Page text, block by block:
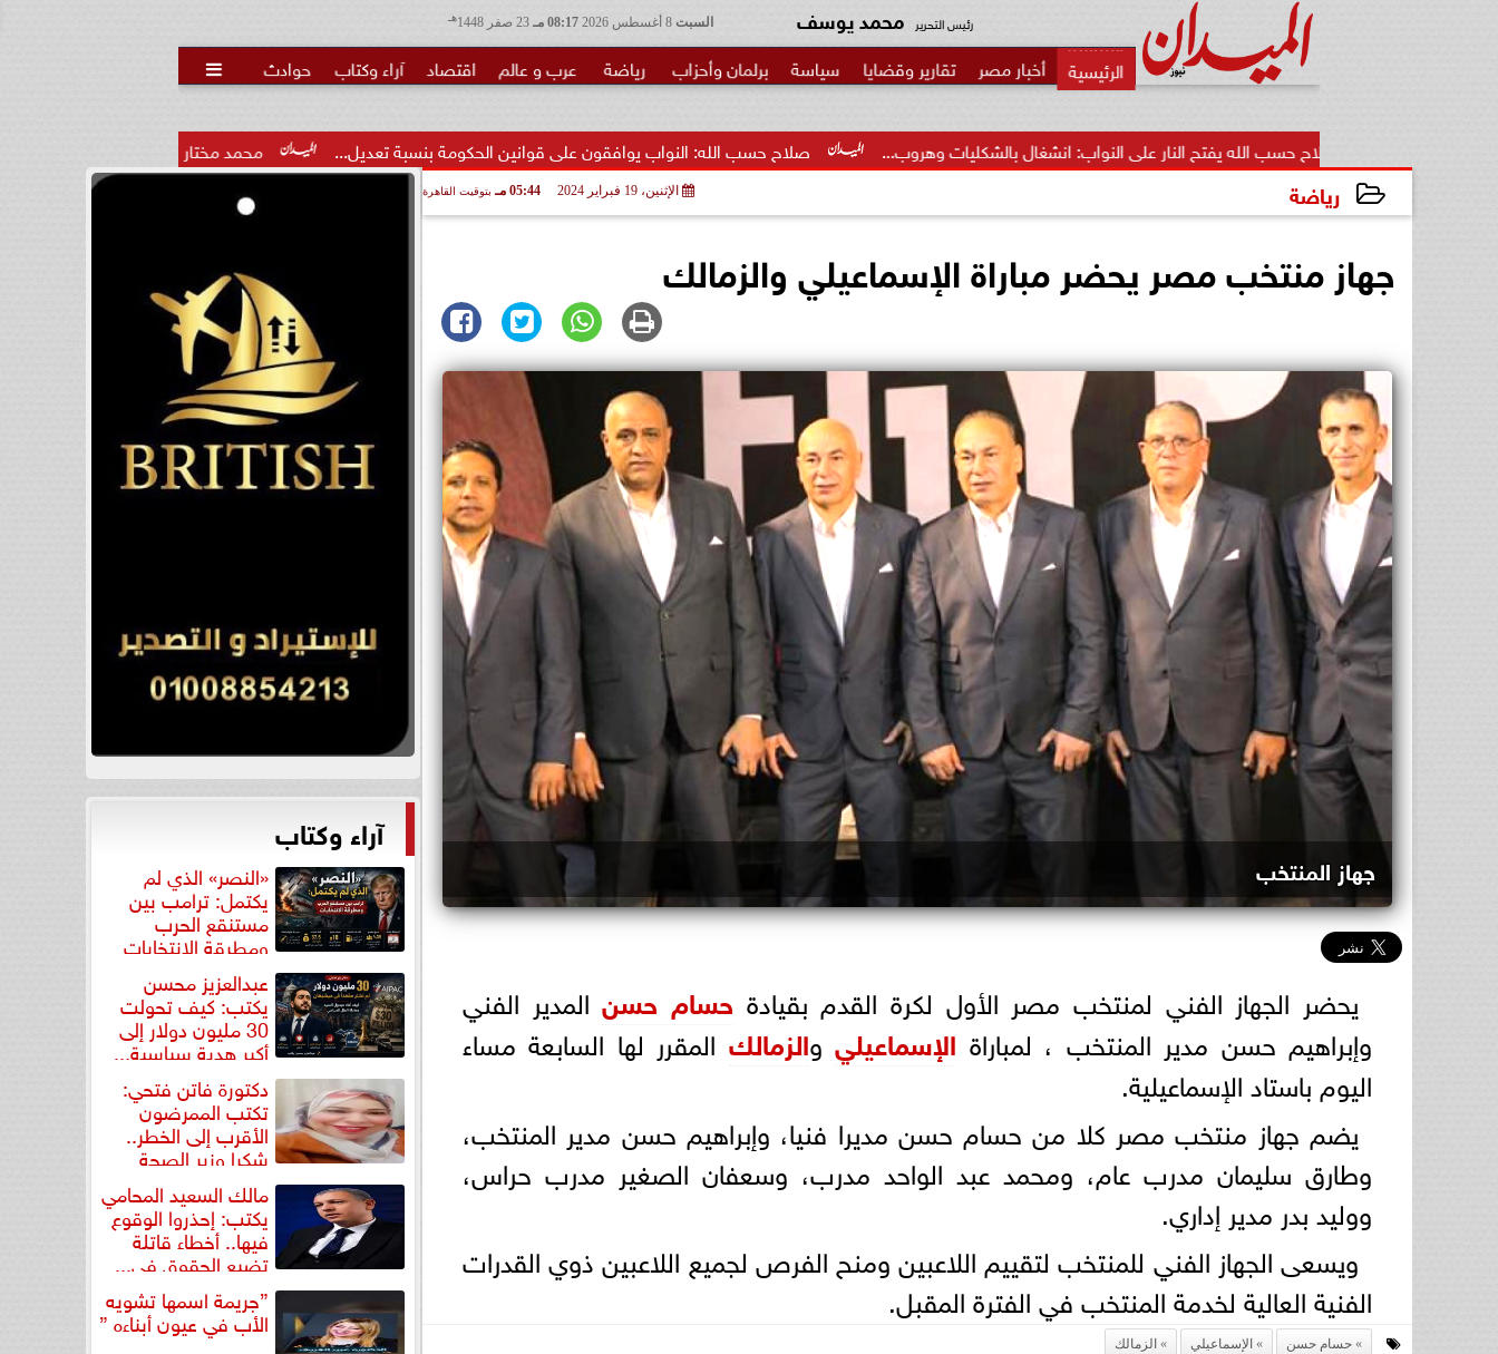
السبت 08:17 مـ هـ رئيس التحرير محمد يوسف
أخبار مصر تقارير وقضايا سياسة برلمان وأحزاب رياضة عرب و عالم اقتصاد آراء وكتاب حوادث 
محمد مختار جمعة: الإعلام صانع الوعي وليس ساحة لمنح صلاح حسب الله: النواب يوافقون على قوانين الحكومة بنسبة تعديل... صلاح حسب الله يفتح النار على النواب: انشغال بالشكليات وهروب...
رياضة الإثنين، 19 فبراير 2024 05:44 مـ بتوقيت القاهرة
جهاز منتخب مصر يحضر مباراة الإسماعيلي والزمالك
جهاز المنتخب
يحضر الجهاز الفني لمنتخب مصر الأول لكرة القدم بقيادة حسام حسنالمدير الفني
وإبراهيم حسن مدير المنتخب ، لمباراة الإسماعيليوالزمالك المقرر لها السابعة مساء
اليوم باستاد الإسماعيلية.
يضم جهاز منتخب مصر كلا من حسام حسن مديرا فنيا، وإبراهيم حسن مدير المنتخب،
وطارق سليمان مدرب عام، ومحمد عبد الواحد مدرب، وسعفان الصغير مدرب حراس،
ووليد بدر مدير إداري.
ويسعى الجهاز الفني للمنتخب لتقييم اللاعبين ومنح الفرص لجميع اللاعبين ذوي القدرات
الفنية العالية لخدمة المنتخب في الفترة المقبل.
حسام حسن الإسماعيلي الزمالك
آراء وكتاب
«النصر» الذي لم
يكتمل: ترامب بين
مستنقع الحرب
ومطرقة الانتخابات
عبدالعزيز محسن
يكتب: كيف تحولت
30 مليون دولار إلى
أكبر هدية سياسية...
دكتورة فاتن فتحي:
تكتب الممرضون
الأقرب إلى الخطر..
شكرا وزير الصحة
لتكريم... مالك السعيد المحامي
يكتب: إحذروا الوقوع
فيها.. أخطاء قاتلة
تضيع الحقوق في...
”جريمة اسمها تشويه
الأب في عيون أبناءه ”